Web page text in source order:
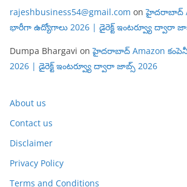
rajeshbusiness54@gmail.com onహైదరాబాద్
భారీగా ఉద్యోగాలు 2026 | డైరెక్ట్ ఇంటర్వ్యూ ద్వారా
Dumpa Bhargavi onహైదరాబాద్ Amazon
2026 | డైరెక్ట్ ఇంటర్వ్యూ ద్వారా జాబ్స్ 2026
About us
Contact us
Disclaimer
Privacy Policy
Terms and Conditions